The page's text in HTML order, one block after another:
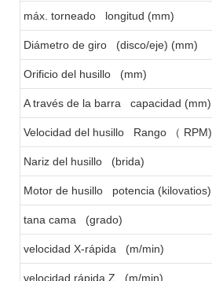
máx. torneado longitud (mm)
Diámetro de giro (disco/eje) (mm)
Orificio del husillo (mm)
A través de la barra capacidad (mm)
Velocidad del husillo Rango （ RPM)
Nariz del husillo (brida)
Motor de husillo potencia (kilovatios)
tana cama (grado)
velocidad X-rápida (m/min)
velocidad rápida Z (m/min)